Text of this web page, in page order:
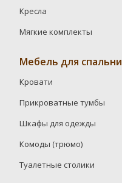
Кресла
Мягкие комплекты
Мебель для спальни
Кровати
Прикроватные тумбы
Шкафы для одежды
Комоды (трюмо)
Туалетные столики